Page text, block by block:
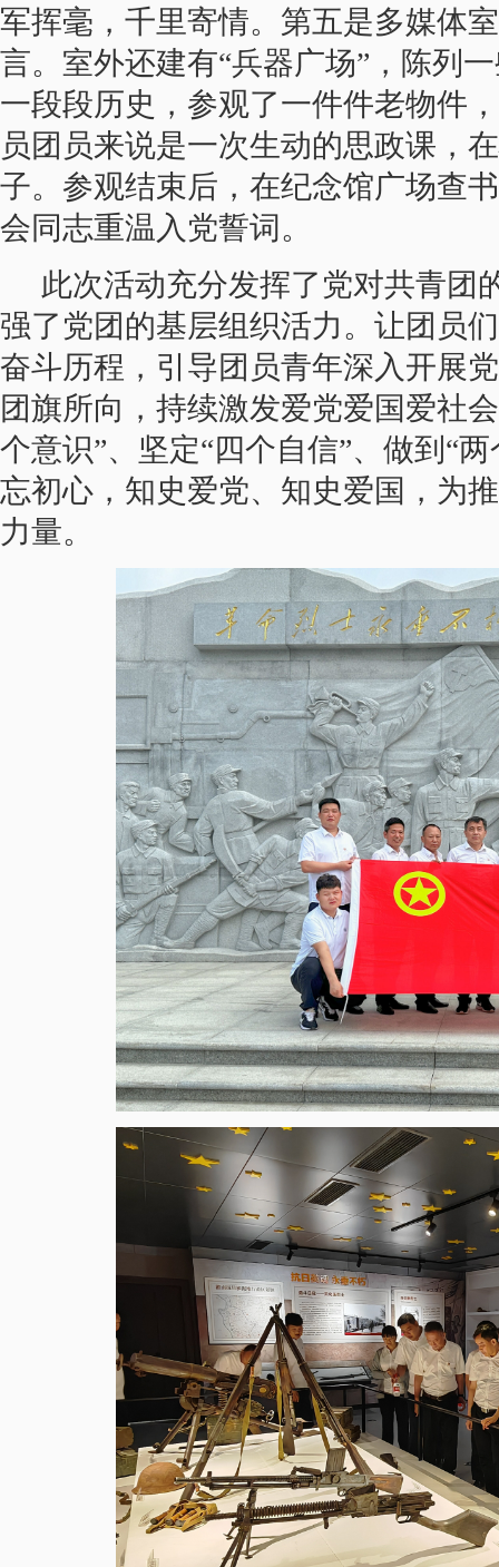
军挥毫，千里寄情。第五是多媒体
言。室外还建有“兵器广场”，陈列
一段段历史，参观了一件件老物件
员团员来说是一次生动的思政课，
子。参观结束后，在纪念馆广场查
会同志重温入党誓词。
此次活动充分发挥了党对共青团
强了党团的基层组织活力。 让团员
奋斗历程，引导团员青年深入开展
团旗所向，持续激发爱党爱国爱社
个意识”、坚定“四个自信”、做到 “两
忘初心，知史爱党、知史爱国，为
力量。